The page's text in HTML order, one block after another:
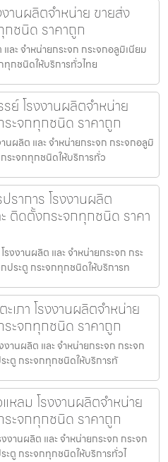
านผลิตจำหน่าย ขายส่ง
กชนิด ราคาถูก
ละ จำหน่ายกระจก กระจกอลูมิเนียม
ทุกชนิดให้บริการทั่วไทย
ย์ โรงงานผลิตจำหน่าย
ะจกทุกชนิด ราคาถูก
นผลิต และ จำหน่ายกระจก กระจกอลูมิ
ระจกทุกชนิดให้บริการทั่ว
ราการ โรงงานผลิต
ติดตั้งกระจกทุกชนิด ราคา
งงานผลิต และ จำหน่ายกระจก กระ
ประตู กระจกทุกชนิดให้บริการท
เภา โรงงานผลิตจำหน่าย
ะจกทุกชนิด ราคาถูก
านผลิต และ จำหน่ายกระจก กระจก
ะตู กระจกทุกชนิดให้บริการทั
หลม โรงงานผลิตจำหน่าย
ะจกทุกชนิด ราคาถูก
งานผลิต และ จำหน่ายกระจก กระจก
ะตู กระจกทุกชนิดให้บริการทั่วไ